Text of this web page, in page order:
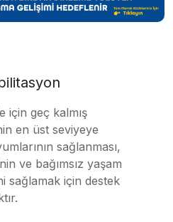
için geç kalmış
en üst seviyeye
sağlanması,
ve bağımsız yaşam
sağlamak için destek